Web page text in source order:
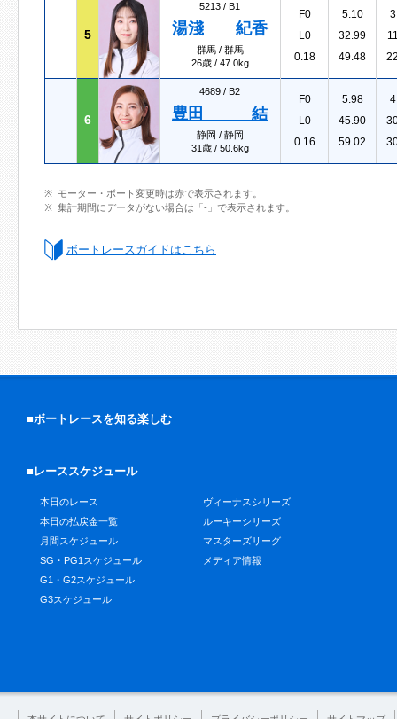
5
5213 / B1
湯淺 紀香
群馬 / 群馬
26歳 / 47.0kg
F0
L0
0.18
5.10
32.99
49.48
6
4689 / B2
豊田 結
静岡 / 静岡
31歳 / 50.6kg
F0
L0
0.16
5.98
45.90
59.02
モーター・ボート変更時は赤で表示されます。
集計期間にデータがない場合は「-」で表示されます。
ボートレースガイドはこちら
■ボートレースを知る楽しむ
■レーススケジュール
本日のレース
本日の払戻金一覧
月間スケジュール
SG・PG1スケジュール
G1・G2スケジュール
G3スケジュール
ヴィーナスシリーズ
ルーキーシリーズ
マスターズリーグ
メディア情報